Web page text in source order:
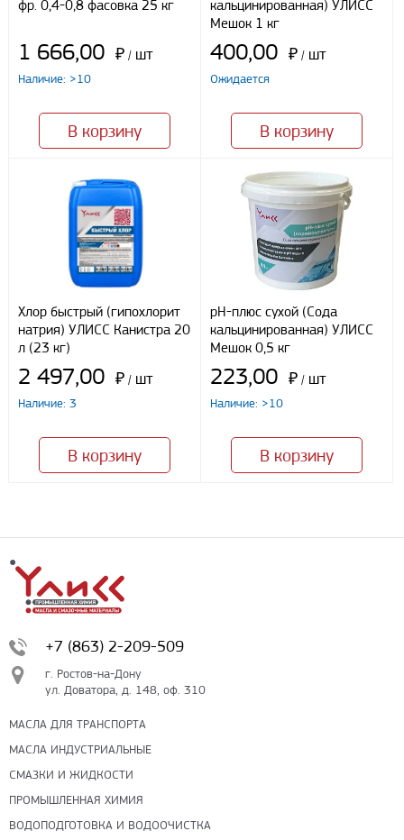
Я даю свое согласие ООО «Улисс» на обработку моих
Политикой конфиденциальности
Отправить
фр. 0,4-0,8 фасовка 25 кг
1 666,00 ₽ / шт
Наличие: >10
В корзину
кальцинированная) УЛИСС
Мешок 1 кг
400,00 ₽ / шт
Ожидается
В корзину
Хлор быстрый (гипохлорит
натрия) УЛИСС Канистра 20
л (23 кг)
2 497,00 ₽ / шт
Наличие: 3
В корзину
рН-плюс сухой (Сода
кальцинированная) УЛИСС
Мешок 0,5 кг
223,00 ₽ / шт
Наличие: >10
В корзину
+7 (863) 2-209-509
г. Ростов-на-Дону
ул. Доватора, д. 148, оф. 310
МАСЛА ДЛЯ ТРАНСПОРТА
МАСЛА ИНДУСТРИАЛЬНЫЕ
СМАЗКИ И ЖИДКОСТИ
ПРОМЫШЛЕННАЯ ХИМИЯ
ВОДОПОДГОТОВКА И ВОДООЧИСТКА